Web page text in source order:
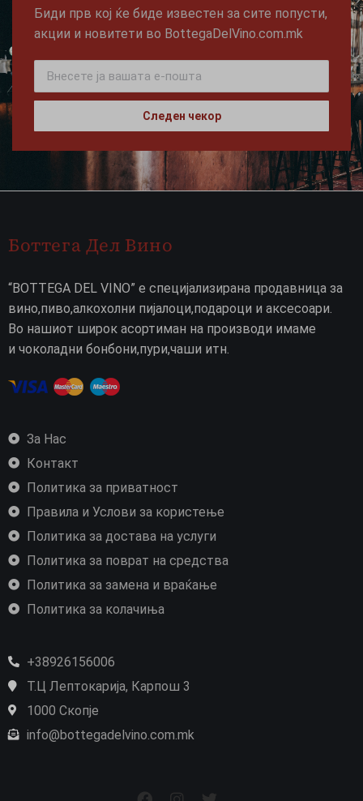
Биди прв кој ќе биде известен за сите попусти,
акции и новитети во BottegaDelVino.com.mk
Следен чекор
Боттега Дел Вино
“BOTTEGA DEL VINO” е специјализирана продавница за
вино,пиво,алкохолни пијалоци,подароци и аксесоари.
Во нашиот широк асортиман на производи имаме
и чоколадни бонбони,пури,чаши итн.
За Нас
Контакт
Политика за приватност
Правила и Услови за користење
Политика за достава на услуги
Политика за поврат на средства
Политика за замена и враќање
Политика за колачиња
+38926156006
Т.Ц Лептокарија, Карпош 3
1000 Скопје
info@bottegadelvino.com.mk